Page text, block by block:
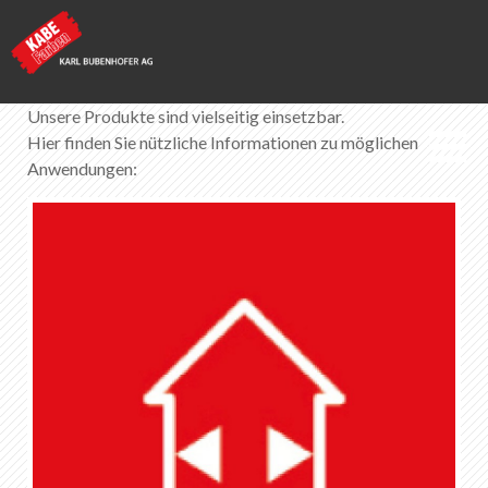
KABE Farben
Unsere Produkte sind vielseitig einsetzbar.
Hier finden Sie nützliche Informationen zu möglichen
Anwendungen: